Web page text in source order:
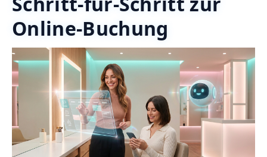
Online-Buchung